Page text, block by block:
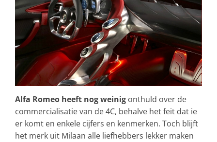
Alfa Romeo heeft nog weinig onthuld over de
commercialisatie van de 4C, behalve het feit dat ie
er komt en enkele cijfers en kenmerken. Toch blijft
het merk uit Milaan alle liefhebbers lekker maken